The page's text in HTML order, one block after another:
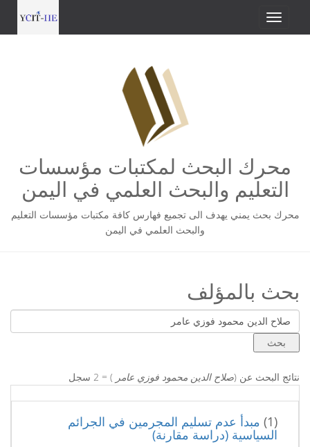
محرك البحث لمكتبات مؤسسات
التعليم والبحث العلمي في اليمن
محرك بحث يمني يهدف الى تجميع فهارس كافة مكتبات مؤسسات التعليم
والبحث العلمي في اليمن
بحث بالمؤلف
نتائج البحث عن (صلاح الدين محمود فوزي عامر ) = 2 سجل
(1) مبدأ عدم تسليم المجرمين في الجرائم
السياسية (دراسة مقارنة)